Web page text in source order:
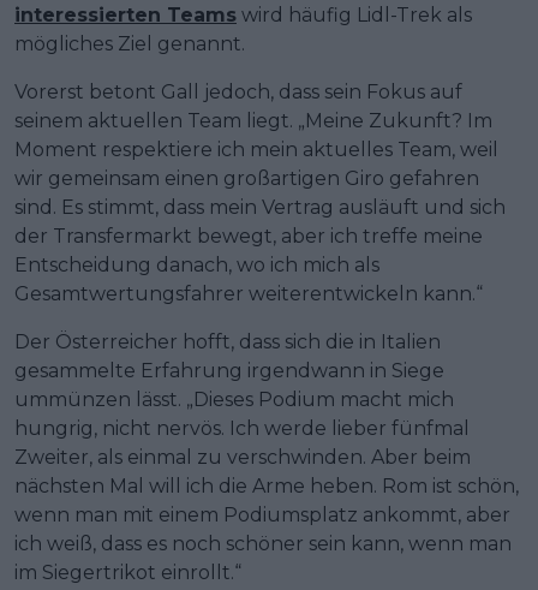
interessierten Teams wird häufig Lidl-Trek als
mögliches Ziel genannt.
Vorerst betont Gall jedoch, dass sein Fokus auf
seinem aktuellen Team liegt. „Meine Zukunft? Im
Moment respektiere ich mein aktuelles Team, weil
wir gemeinsam einen großartigen Giro gefahren
sind. Es stimmt, dass mein Vertrag ausläuft und sich
der Transfermarkt bewegt, aber ich treffe meine
Entscheidung danach, wo ich mich als
Gesamtwertungsfahrer weiterentwickeln kann.“
Der Österreicher hofft, dass sich die in Italien
gesammelte Erfahrung irgendwann in Siege
ummünzen lässt. „Dieses Podium macht mich
hungrig, nicht nervös. Ich werde lieber fünfmal
Zweiter, als einmal zu verschwinden. Aber beim
nächsten Mal will ich die Arme heben. Rom ist schön,
wenn man mit einem Podiumsplatz ankommt, aber
ich weiß, dass es noch schöner sein kann, wenn man
im Siegertrikot einrollt.“